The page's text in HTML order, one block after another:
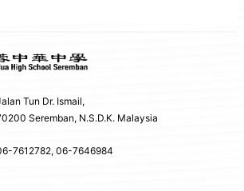
Tun Dr. Ismail,
Seremban, N.S.D.K. Malaysia
7612782, 06-7646984